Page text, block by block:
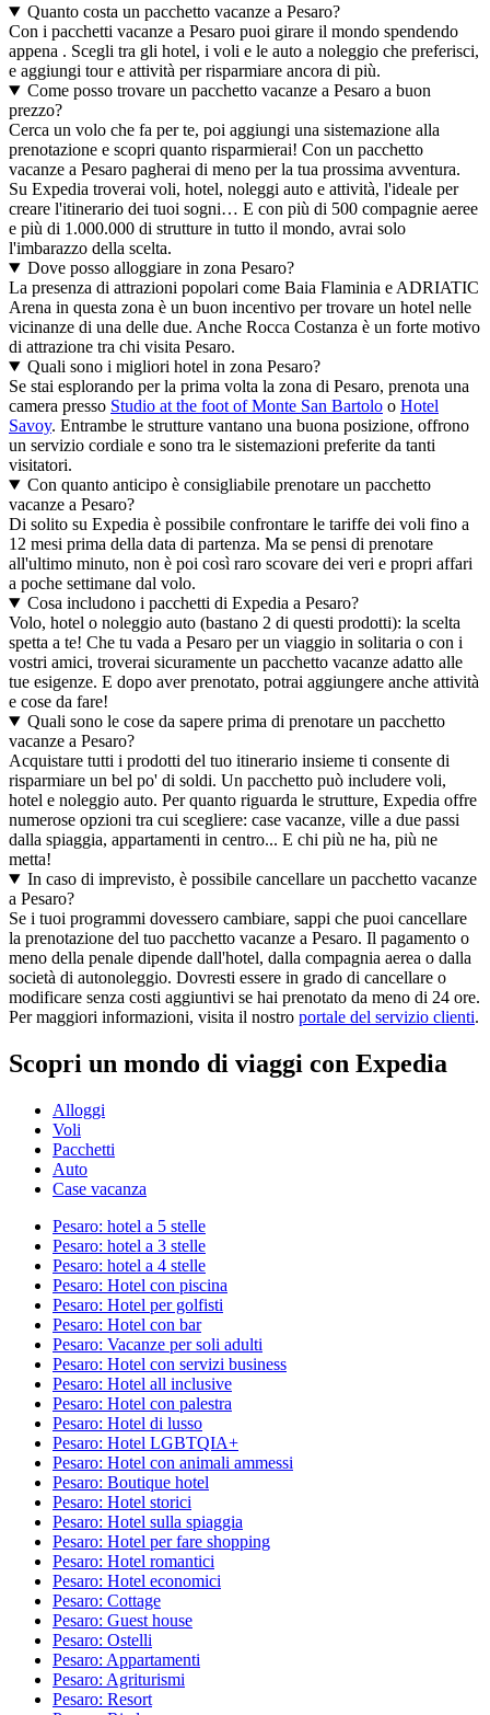
Quanto costa un pacchetto vacanze a Pesaro?
Con i pacchetti vacanze a Pesaro puoi girare il mondo spendendo
appena . Scegli tra gli hotel, i voli e le auto a noleggio che preferisci,
e aggiungi tour e attività per risparmiare ancora di più.
Come posso trovare un pacchetto vacanze a Pesaro a buon
prezzo?
Cerca un volo che fa per te, poi aggiungi una sistemazione alla
prenotazione e scopri quanto risparmierai! Con un pacchetto
vacanze a Pesaro pagherai di meno per la tua prossima avventura.
Su Expedia troverai voli, hotel, noleggi auto e attività, l'ideale per
creare l'itinerario dei tuoi sogni… E con più di 500 compagnie aeree
e più di 1.000.000 di strutture in tutto il mondo, avrai solo
l'imbarazzo della scelta.
Dove posso alloggiare in zona Pesaro?
La presenza di attrazioni popolari come Baia Flaminia e ADRIATIC
Arena in questa zona è un buon incentivo per trovare un hotel nelle
vicinanze di una delle due. Anche Rocca Costanza è un forte motivo
di attrazione tra chi visita Pesaro.
Quali sono i migliori hotel in zona Pesaro?
Se stai esplorando per la prima volta la zona di Pesaro, prenota una
camera presso Studio at the foot of Monte San Bartolo o Hotel
Savoy. Entrambe le strutture vantano una buona posizione, offrono
un servizio cordiale e sono tra le sistemazioni preferite da tanti
visitatori.
Con quanto anticipo è consigliabile prenotare un pacchetto
vacanze a Pesaro?
Di solito su Expedia è possibile confrontare le tariffe dei voli fino a
12 mesi prima della data di partenza. Ma se pensi di prenotare
all'ultimo minuto, non è poi così raro scovare dei veri e propri affari
a poche settimane dal volo.
Cosa includono i pacchetti di Expedia a Pesaro?
Volo, hotel o noleggio auto (bastano 2 di questi prodotti): la scelta
spetta a te! Che tu vada a Pesaro per un viaggio in solitaria o con i
vostri amici, troverai sicuramente un pacchetto vacanze adatto alle
tue esigenze. E dopo aver prenotato, potrai aggiungere anche attività
e cose da fare!
Quali sono le cose da sapere prima di prenotare un pacchetto
vacanze a Pesaro?
Acquistare tutti i prodotti del tuo itinerario insieme ti consente di
risparmiare un bel po' di soldi. Un pacchetto può includere voli,
hotel e noleggio auto. Per quanto riguarda le strutture, Expedia offre
numerose opzioni tra cui scegliere: case vacanze, ville a due passi
dalla spiaggia, appartamenti in centro... E chi più ne ha, più ne
metta!
In caso di imprevisto, è possibile cancellare un pacchetto vacanze
a Pesaro?
Se i tuoi programmi dovessero cambiare, sappi che puoi cancellare
la prenotazione del tuo pacchetto vacanze a Pesaro. Il pagamento o
meno della penale dipende dall'hotel, dalla compagnia aerea o dalla
società di autonoleggio. Dovresti essere in grado di cancellare o
modificare senza costi aggiuntivi se hai prenotato da meno di 24 ore.
Per maggiori informazioni, visita il nostro portale del servizio clienti.
Scopri un mondo di viaggi con Expedia
Alloggi
Voli
Pacchetti
Auto
Case vacanza
Pesaro: hotel a 5 stelle
Pesaro: hotel a 3 stelle
Pesaro: hotel a 4 stelle
Pesaro: Hotel con piscina
Pesaro: Hotel per golfisti
Pesaro: Hotel con bar
Pesaro: Vacanze per soli adulti
Pesaro: Hotel con servizi business
Pesaro: Hotel all inclusive
Pesaro: Hotel con palestra
Pesaro: Hotel di lusso
Pesaro: Hotel LGBTQIA+
Pesaro: Hotel con animali ammessi
Pesaro: Boutique hotel
Pesaro: Hotel storici
Pesaro: Hotel sulla spiaggia
Pesaro: Hotel per fare shopping
Pesaro: Hotel romantici
Pesaro: Hotel economici
Pesaro: Cottage
Pesaro: Guest house
Pesaro: Ostelli
Pesaro: Appartamenti
Pesaro: Agriturismi
Pesaro: Resort